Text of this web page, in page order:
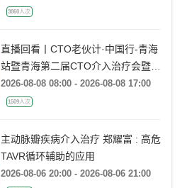
3860人次
直播回看丨CTO老伙计·中国行-青海
站暨青海第二届CTO介入治疗会暨青
海大学附属医院首届复杂冠脉介入诊
疗研讨会暨2026高原泛血管疾病暨
2026-08-08 08:00 - 2026-08-08 17:00
1509人次
主动脉瓣疾病介入治疗 郑耀富 : 高危
TAVR循环辅助的应用
2026-08-06 20:00 - 2026-08-06 21:00